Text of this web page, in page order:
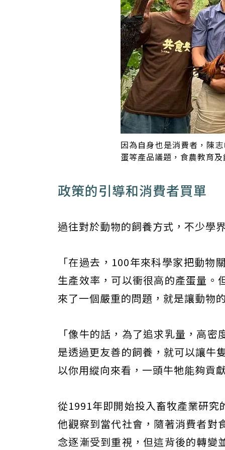
因為自身也是消費者，陳
蛋等產品議題，食農教育
政策的引導和消費者買單
過往對於動物的飼養方式，不少學
「在過去，100年來科學家把動
生產效率，可以衝很高的產蛋量。
來了一個嚴重的問題，就是讓動物
「像牛的話，為了追求乳量，高
是透過更友善的飼養，就可以讓
以你用縱向來看，一頭牛牠能夠貢
從1991年即開始投入畜牧產業研
他觀察到當代社會，隨著消費者對
念逐漸受到重視，但這背後的轉變